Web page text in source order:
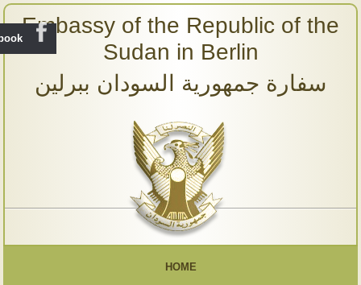
Embassy of the Republic of the
Sudan in Berlin
سفارة جمهورية السودان ببرلين
HOME